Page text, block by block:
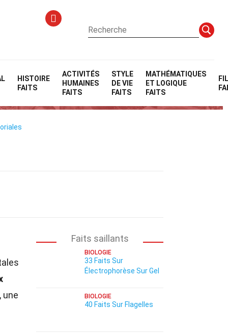
HISTOIRE
FAITS
ACTIVITÉS
HUMAINES
FAITS
STYLE
DE VIE
FAITS
MATHÉMATIQUES
ET LOGIQUE
FAITS
une
Faits saillants
BIOLOGIE
33 Faits Sur
Électrophorèse Sur Gel
BIOLOGIE
40 Faits Sur Flagelles